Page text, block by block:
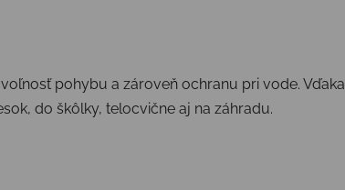
pohybu a zároveň ochranu pri vode. Vďaka
do škôlky, telocvične aj na záhradu.